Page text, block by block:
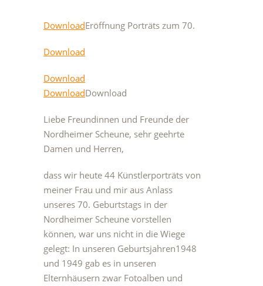
DownloadEröffnung Porträts zum 70.
Download
Download
DownloadDownload
Liebe Freundinnen und Freunde der
Nordheimer Scheune, sehr geehrte
Damen und Herren,
dass wir heute 44 Künstlerporträts von
meiner Frau und mir aus Anlass
unseres 70. Geburtstags in der
Nordheimer Scheune vorstellen
können, war uns nicht in die Wiege
gelegt: In unseren Geburtsjahren1948
und 1949 gab es in unseren
Elternhäusern zwar Fotoalben und